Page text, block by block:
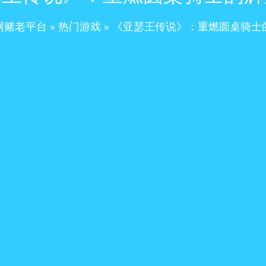
赌老平台 » 热门游戏 » 《亚瑟王传说》：重燃圆桌骑